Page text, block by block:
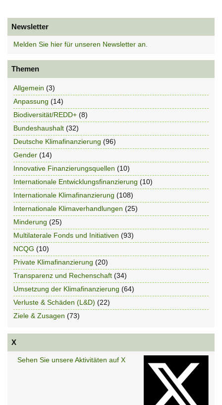
Newsletter
Melden Sie hier für unseren Newsletter an.
Themen
Allgemein (3)
Anpassung (14)
Biodiversität/REDD+ (8)
Bundeshaushalt (32)
Deutsche Klimafinanzierung (96)
Gender (14)
Innovative Finanzierungsquellen (10)
Internationale Entwicklungsfinanzierung (10)
Internationale Klimafinanzierung (108)
Internationale Klimaverhandlungen (25)
Minderung (25)
Multilaterale Fonds und Initiativen (93)
NCQG (10)
Private Klimafinanzierung (20)
Transparenz und Rechenschaft (34)
Umsetzung der Klimafinanzierung (64)
Verluste & Schäden (L&D) (22)
Ziele & Zusagen (73)
X
Sehen Sie unsere Aktivitäten auf X